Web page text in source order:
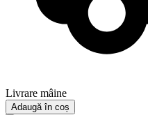
Livrare mâine
Adaugă în coș